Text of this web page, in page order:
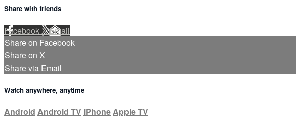
Share with friends
FacebookXEmail
Share on Facebook
Share on X
Share via Email
Watch anywhere, anytime
Android Android TV iPhoneApple TV